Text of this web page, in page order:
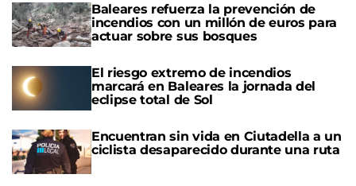
Baleares refuerza la prevención de
incendios con un millón de euros para
actuar sobre sus bosques
El riesgo extremo de incendios
marcará en Baleares la jornada del
eclipse total de Sol
Encuentran sin vida en Ciutadella a un
ciclista desaparecido durante una ruta